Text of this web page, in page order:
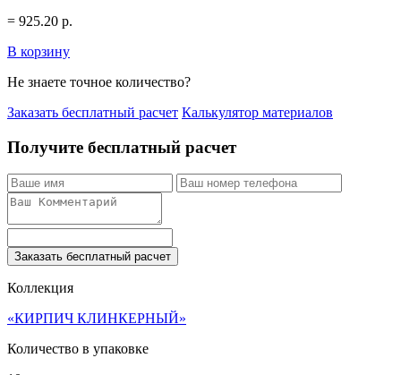
= 925.20 р.
В корзину
Не знаете точное количество?
Заказать бесплатный расчет Калькулятор материалов
Получите бесплатный расчет
Заказать бесплатный расчет
Коллекция
«КИРПИЧ КЛИНКЕРНЫЙ»
Количество в упаковке